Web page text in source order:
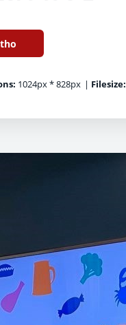
1024px * 828px | Filesize: